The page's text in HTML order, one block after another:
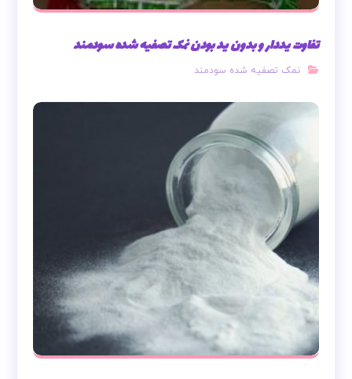
تفاوت یددار و بدون ید بودن نمک تصفیه شده سودمند
نمک تصفیه شده سودمند